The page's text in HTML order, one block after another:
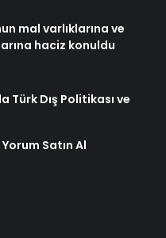
mal varlıklarına ve
haciz konuldu
Türk Dış Politikası ve
Satın Al